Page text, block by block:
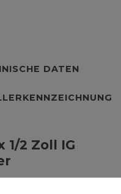
DATEN
1/2 Zoll IG
und